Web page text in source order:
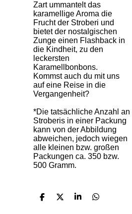
Zart ummantelt das
karamellige Aroma die
Frucht der Stroberi und
bietet der nostalgischen
Zunge einen Flashback in
die Kindheit, zu den
leckersten
Karamellbonbons.
Kommst auch du mit uns
auf eine Reise in die
Vergangenheit?
*Die tatsächliche Anzahl an
Stroberis in einer Packung
kann von der Abbildung
abweichen, jedoch wiegen
alle kleinen bzw. großen
Packungen ca. 350 bzw.
500 Gramm.
T
T
T
T